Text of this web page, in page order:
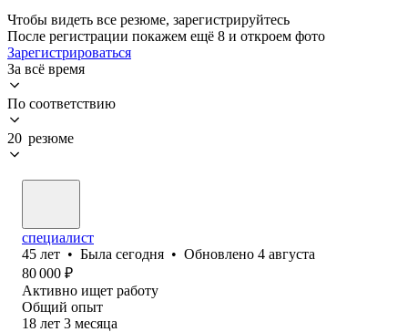
Чтобы видеть все резюме, зарегистрируйтесь
После регистрации покажем ещё 8 и откроем фото
Зарегистрироваться
За всё время
По соответствию
20 резюме
специалист
45 лет • Была сегодня • Обновлено 4 августа
80 000 ₽
Активно ищет работу
Общий опыт
18 лет 3 месяца